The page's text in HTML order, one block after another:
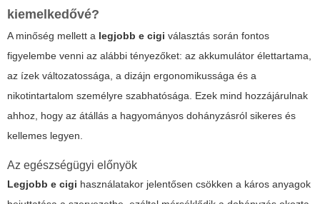
kiemelkedővé?
A minőség mellett a legjobb e cigi választás során fontos
figyelembe venni az alábbi tényezőket: az akkumulátor élettartama,
az ízek változatossága, a dizájn ergonomikussága és a
nikotintartalom személyre szabhatósága. Ezek mind hozzájárulnak
ahhoz, hogy az átállás a hagyományos dohányzásról sikeres és
kellemes legyen.
Az egészségügyi előnyök
Legjobb e cigi használatakor jelentősen csökken a káros anyagok